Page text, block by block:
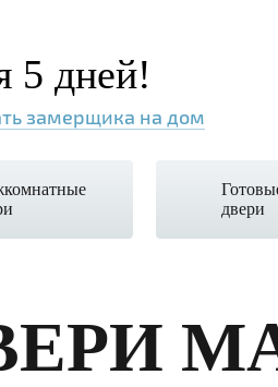
5 дней!
замерщика на дом
двери